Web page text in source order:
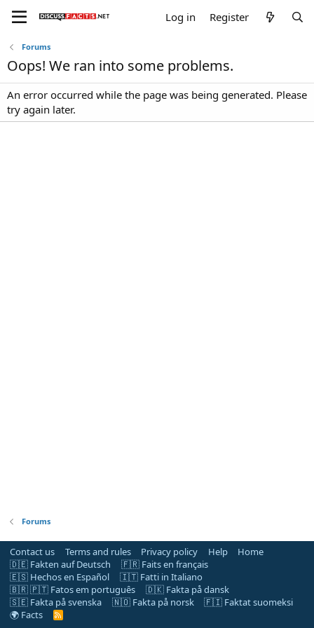
Log in Register
Forums
Oops! We ran into some problems.
An error occurred while the page was being generated. Please
try again later.
Forums
Contact us Terms and rules Privacy policy Help
Home
🇩🇪 Fakten auf Deutsch
🇫🇷 Faits en français
🇪🇸 Hechos en Español
🇮🇹 Fatti in Italiano
🇧🇷 🇵🇹 Fatos em português
🇩🇰 Fakta på dansk
🇸🇪 Fakta på svenska
🇳🇴 Fakta på norsk
🇫🇮 Faktat suomeksi
🌍 Facts
R